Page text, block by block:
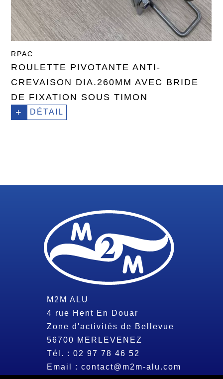
RPAC
ROULETTE PIVOTANTE ANTI-
CREVAISON DIA.260MM AVEC BRIDE
DE FIXATION SOUS TIMON
+ DÉTAIL
M2M ALU
4 rue Hent En Douar
Zone d'activités de Bellevue
56700 MERLEVENEZ
Tél. :02 97 78 46 52
Email :contact@m2m-alu.com